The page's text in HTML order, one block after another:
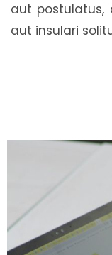
aut postulatus,
aut insulari